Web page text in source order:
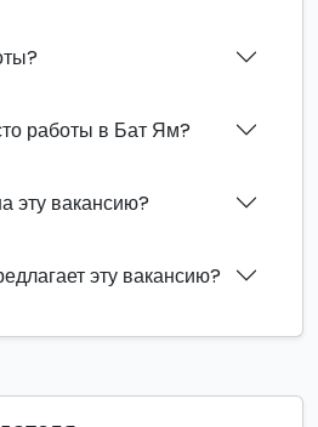
работы в Бат Ям?
эту вакансию?
эту вакансию?